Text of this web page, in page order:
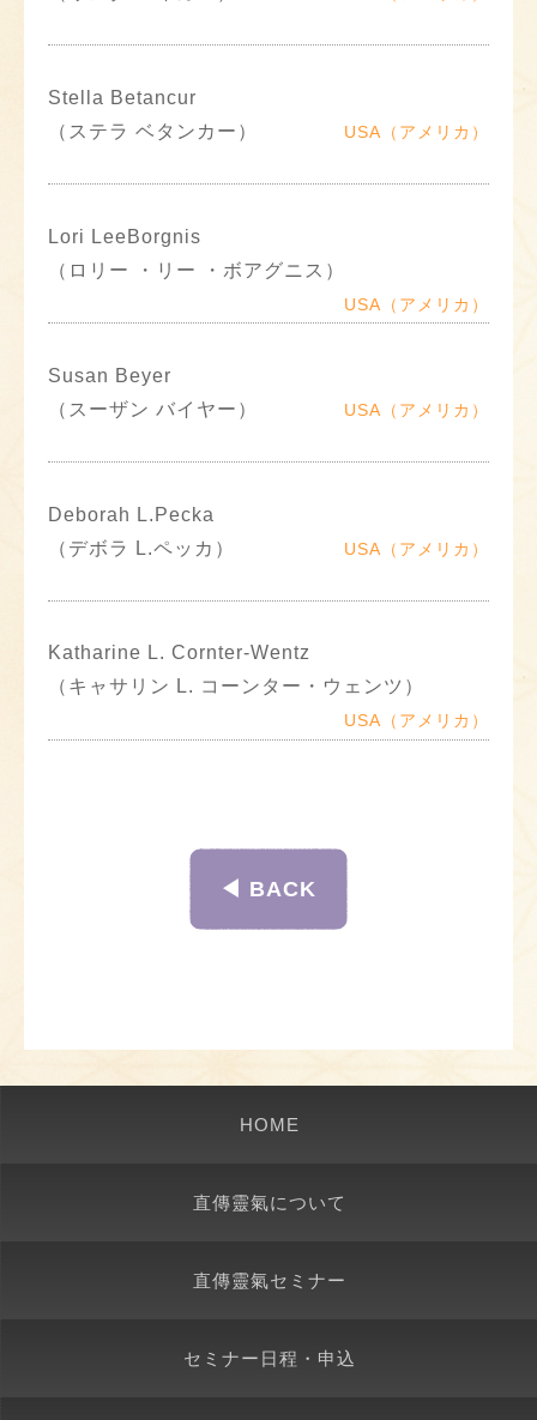
Stella Betancur
（ステラ ベタンカー）
USA（アメリカ）
Lori LeeBorgnis
（ロリー ・リー ・ボアグニス）
USA（アメリカ）
Susan Beyer
（スーザン バイヤー）
USA（アメリカ）
Deborah L.Pecka
（デボラ L.ペッカ）
USA（アメリカ）
Katharine L. Cornter-Wentz
（キャサリン L. コーンター・ウェンツ）
USA（アメリカ）
◀︎ BACK
HOME
直傳靈氣について
直傳靈氣セミナー
セミナー日程・申込